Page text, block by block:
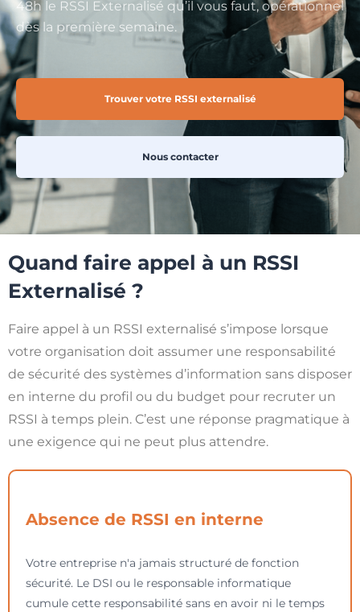
48h le RSSI Externalisé qu’il vous faut, opérationnel
dès la première semaine.
Trouver votre RSSI externalisé
Nous contacter
Quand faire appel à un RSSI
Externalisé ?
Faire appel à un RSSI externalisé s’impose lorsque
votre organisation doit assumer une responsabilité
de sécurité des systèmes d’information sans disposer
en interne du profil ou du budget pour recruter un
RSSI à temps plein. C’est une réponse pragmatique à
une exigence qui ne peut plus attendre.
Absence de RSSI en interne
Votre entreprise n'a jamais structuré de fonction
sécurité. Le DSI ou le responsable informatique
cumule cette responsabilité sans en avoir ni le temps